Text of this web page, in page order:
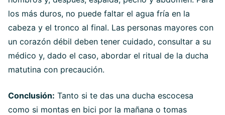
los más duros, no puede faltar el agua fría en la
cabeza y el tronco al final. Las personas mayores con
un corazón débil deben tener cuidado, consultar a su
médico y, dado el caso, abordar el ritual de la ducha
matutina con precaución.
Conclusión: Tanto si te das una ducha escocesa
como si montas en bici por la mañana o tomas